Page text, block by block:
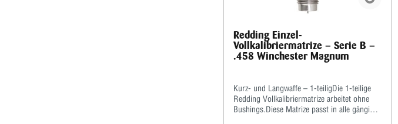
Redding Einzel-
Vollkalibriermatrize – Serie B –
.458 Winchester Magnum
Kurz- und Langwaffe – 1-teiligDie 1-teilige
Redding Vollkalibriermatrize arbeitet ohne
Bushings.Diese Matrize passt in alle gängigen